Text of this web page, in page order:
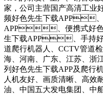
家，公司主营国产高清
频好色先生下载APP、
APP、便携式好色
生下载APP、手持
道爬行机器人、CCTV管道检
海、河南、广东、江苏
列好色先生下载APP及爬行机
人机友好、画质清晰、高效
油、中国五大发电集团、中